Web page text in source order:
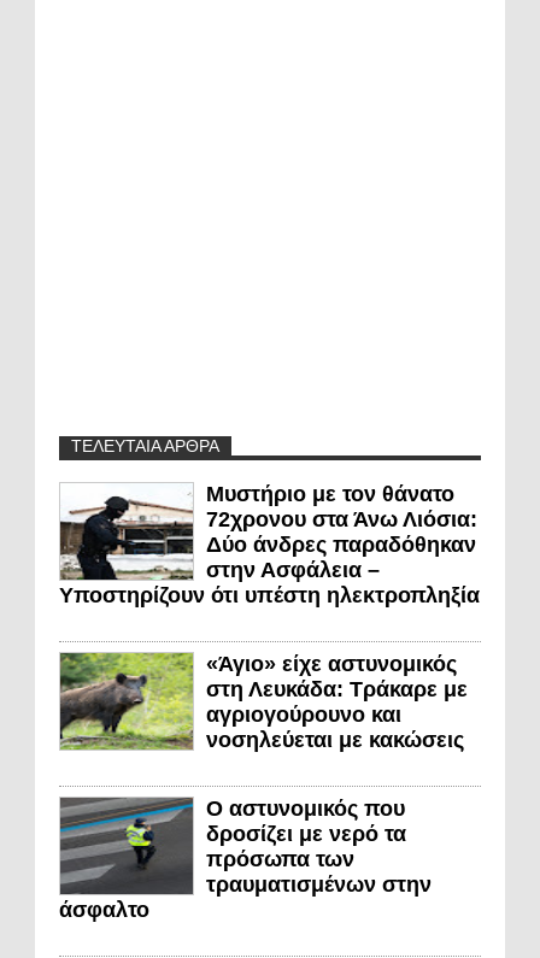
ΤΕΛΕΥΤΑΙΑ ΑΡΘΡΑ
Μυστήριο με τον θάνατο
72χρονου στα Άνω Λιόσια:
Δύο άνδρες παραδόθηκαν
στην Ασφάλεια –
Υποστηρίζουν ότι υπέστη ηλεκτροπληξία
«Άγιο» είχε αστυνομικός
στη Λευκάδα: Τράκαρε με
αγριογούρουνο και
νοσηλεύεται με κακώσεις
Ο αστυνομικός που
δροσίζει με νερό τα
πρόσωπα των
τραυματισμένων στην
άσφαλτο